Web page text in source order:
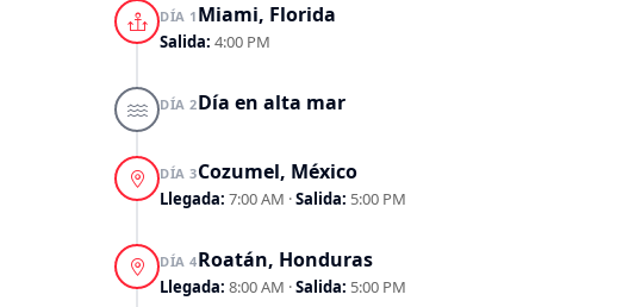
DÍA 1 Miami, Florida
Salida: 4:00 PM
DÍA 2Día en alta mar
DÍA 3Cozumel, México
Llegada: 7:00 AM ·Salida: 5:00 PM
DÍA 4Roatán, Honduras
Llegada: 8:00 AM ·Salida: 5:00 PM